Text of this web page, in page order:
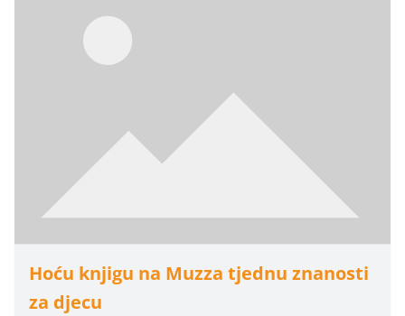
Hoću knjigu na Muzza tjednu znanosti
za djecu